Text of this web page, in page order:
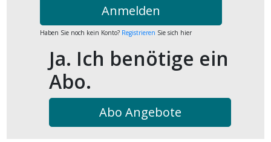
Anmelden
Haben Sie noch kein Konto? Registrieren Sie sich hier
Ja. Ich benötige ein
Abo.
Abo Angebote